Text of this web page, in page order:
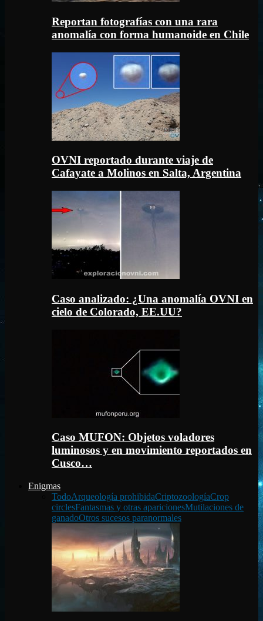
Reportan fotografías con una rara
anomalía con forma humanoide en Chile
OVNI reportado durante viaje de
Cafayate a Molinos en Salta, Argentina
Caso analizado: ¿Una anomalía OVNI en
cielo de Colorado, EE.UU?
Caso MUFON: Objetos voladores
luminosos y en movimiento reportados en
Cusco…
Enigmas
TodoArqueología prohibidaCriptozoologíaCrop
circlesFantasmas y otras aparicionesMutilaciones de
ganadoOtros sucesos paranormales